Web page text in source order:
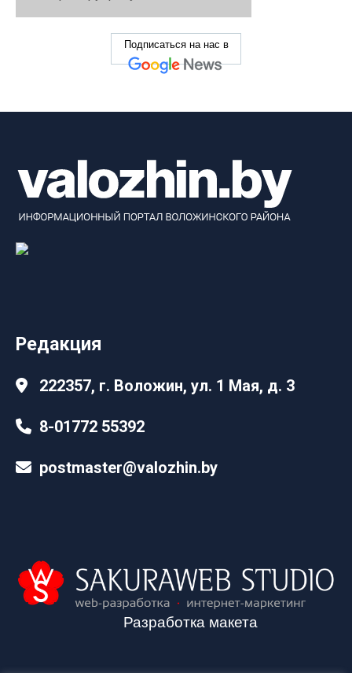
Подписаться на нас в
Редакция
222357, г. Воложин, ул. 1 Мая, д. 3
8-01772 55392
postmaster@valozhin.by
Разработка макета